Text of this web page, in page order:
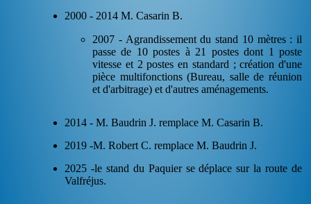
2000 - 2014 M. Casarin B.
2007 - Agrandissement du stand 10 mètres : il
passe de 10 postes à 21 postes dont 1 poste
vitesse et 2 postes en standard ; création d'une
pièce multifonctions (Bureau, salle de réunion
et d'arbitrage) et d'autres aménagements.
2014 - M. Baudrin J. remplace M. Casarin B.
2019 -M. Robert C. remplace M. Baudrin J.
2025 -le stand du Paquier se déplace sur la route de
Valfréjus.